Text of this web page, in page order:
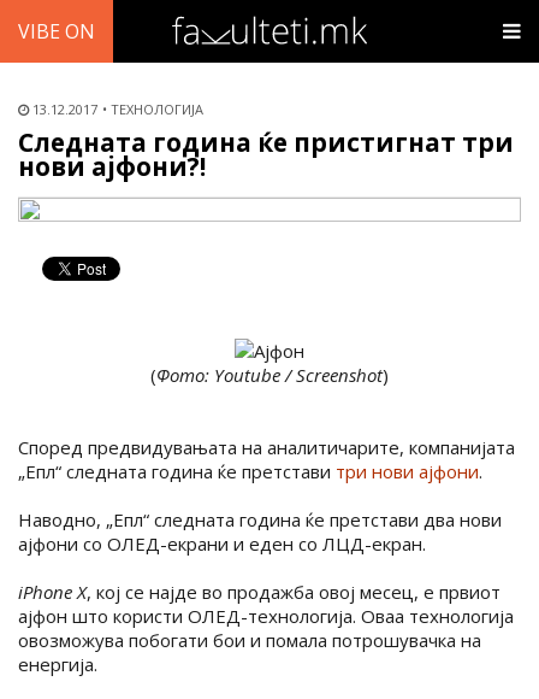
VIBE ON
13.12.2017 ТЕХНОЛОГИЈА
Следната година ќе пристигнат три
нови ајфони?!
(Фото: Youtube / Screenshot)
Според предвидувањата на аналитичарите, компанијата
„Епл“ следната година ќе претстави три нови ајфони.
Наводно, „Епл“ следната година ќе претстави два нови
ајфони со ОЛЕД-екрани и еден со ЛЦД-екран.
iPhone X, кој се најде во продажба овој месец, е првиот
ајфон што користи ОЛЕД-технологија. Оваа технологија
овозможува побогати бои и помала потрошувачка на
енергија.